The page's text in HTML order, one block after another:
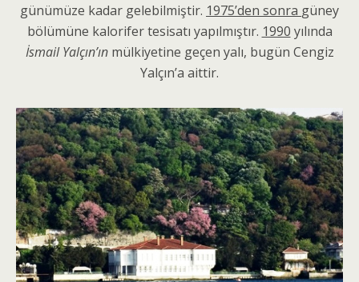
günümüze kadar gelebilmiştir. 1975’den sonra güney
bölümüne kalorifer tesisatı yapılmıştır. 1990 yılında
İsmail Yalçın’ınmülkiyetine geçen yalı, bugün Cengiz
Yalçın’a aittir.